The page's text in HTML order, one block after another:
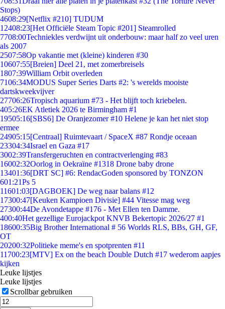
Stops)
4608:29[Netflix #210] TUDUM
12408:23[Het Officiële Steam Topic #201] Steamrolled
7708:00Techniekles verdwijnt uit onderbouw: maar half zo veel uren
als 2007
2507:58Op vakantie met (kleine) kinderen #30
10607:55[Breien] Deel 21, met zomerbreisels
1807:39William Orbit overleden
7106:34MODUS Super Series Darts #2: 's werelds mooiste
dartskweekvijver
27706:26Tropisch aquarium #73 - Het blijft toch kriebelen.
405:26EK Atletiek 2026 te Birmingham #1
19505:16[SBS6] De Oranjezomer #10 Helene je kan het niet stop
ermee
24905:15[Centraal] Ruimtevaart / SpaceX #87 Rondje oceaan
23304:34Israel en Gaza #17
3002:39Transfergeruchten en contractverlenging #83
16002:32Oorlog in Oekraïne #1318 Drone baby drone
13401:36[DRT SC] #6: RendacGoden sponsored by TONZON
601:21Ps 5
11601:03[DAGBOEK] De weg naar balans #12
17300:47[Keuken Kampioen Divisie] #44 Vitesse mag weg
27300:44De Avondetappe #176 - Met Ellen ten Damme.
400:40Het gezellige Eurojackpot KNVB Bekertopic 2026/27 #1
18600:35Big Brother International # 56 Worlds RLS, BBs, GH, GF,
OT
20200:32Politieke meme's en spotprenten #11
11700:23[MTV] Ex on the beach Double Dutch #17 wederom aapjes
kijken
Leuke lijstjes
Leuke lijstjes
Scrollbar gebruiken